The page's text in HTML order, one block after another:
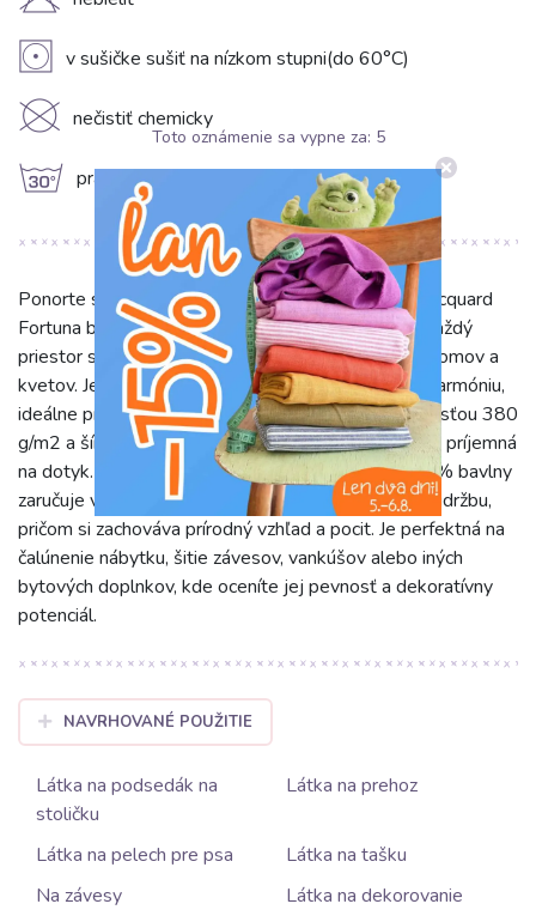
V v sušičke sušiť na nízkom stupni(do 60°C)
K nečistiť chemicky
g prať na 30°C
Ponorte sa do krásy prírody s dekoračnou látkou jacquard
Fortuna blanc. Táto nádherná žakárová látka oživí každý
priestor svojim detailným a elegantným vzorom stromov a
kvetov. Jej farebné prevedenie prináša sviežosť a harmóniu,
ideálne pre vytvorenie útulnej atmosféry. S hmotnosťou 380
g/m2 a šírkou 140 cm je látka robustná, no zároveň príjemná
na dotyk. Vyvážené zloženie 44% polyesteru a 56% bavlny
zaručuje vysokú odolnosť, trvácnosť farieb a ľahkú údržbu,
pričom si zachováva prírodný vzhľad a pocit. Je perfektná na
čalúnenie nábytku, šitie závesov, vankúšov alebo iných
bytových doplnkov, kde oceníte jej pevnosť a dekoratívny
potenciál.
NAVRHOVANÉ POUŽITIE
Látka na podsedák na
stoličku
Látka na prehoz
Látka na pelech pre psa
Látka na tašku
Na závesy
Látka na dekorovanie
Toto oznámenie sa vypne za: 5